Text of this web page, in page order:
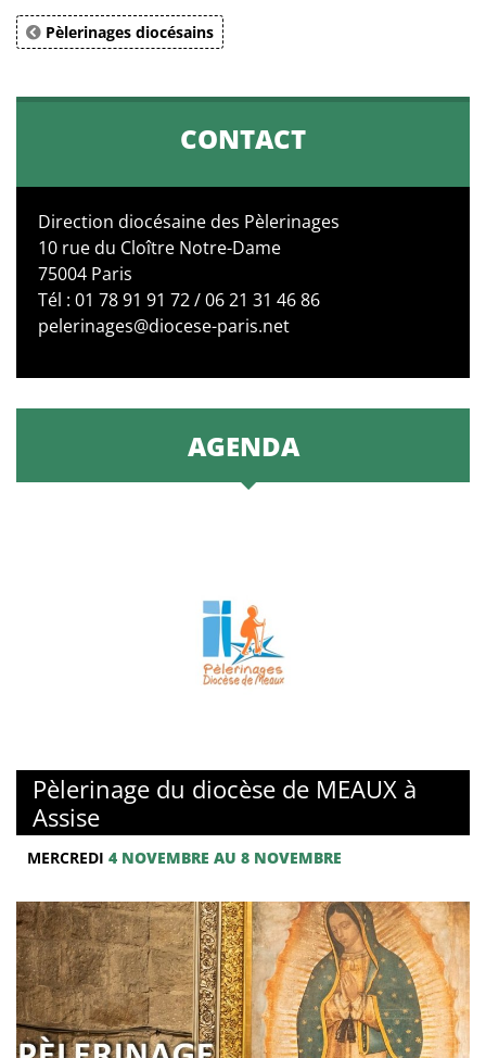
Pèlerinages diocésains
CONTACT
Direction diocésaine des Pèlerinages
10 rue du Cloître Notre-Dame
75004 Paris
Tél : 01 78 91 91 72 / 06 21 31 46 86
pelerinages@diocese-paris.net
AGENDA
Pèlerinage du diocèse de MEAUX à
Assise
MERCREDI 4 NOVEMBRE AU 8 NOVEMBRE